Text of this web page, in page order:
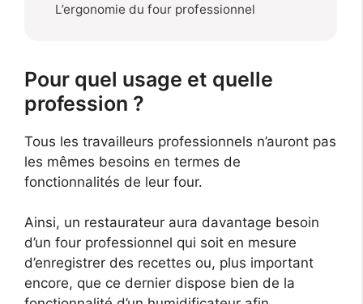
L’ergonomie du four professionnel
Pour quel usage et quelle
profession ?
Tous les travailleurs professionnels n’auront pas
les mêmes besoins en termes de
fonctionnalités de leur four.
Ainsi, un restaurateur aura davantage besoin
d’un four professionnel qui soit en mesure
d’enregistrer des recettes ou, plus important
encore, que ce dernier dispose bien de la